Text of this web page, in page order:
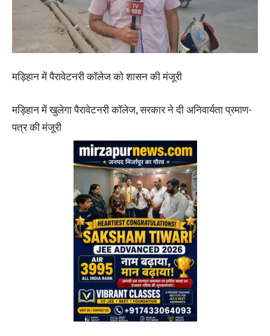
मड़िहान में पैरावेटनरी कॉलेज को शासन की मंजूरी
मड़िहान में खुलेगा पैरावेटनरी कॉलेज, सरकार ने दी अनिवार्यता प्रमाण-
पत्र की मंजूरी